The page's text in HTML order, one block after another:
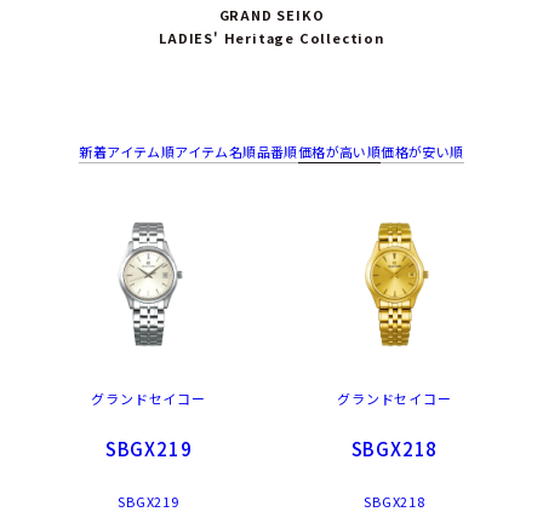
GRAND SEIKO
LADIES' Heritage Collection
新着アイテム順アイテム名順品番順価格が高い順価格が安い順
グランドセイコー
SBGX219
SBGX219
グランドセイコー
SBGX218
SBGX218